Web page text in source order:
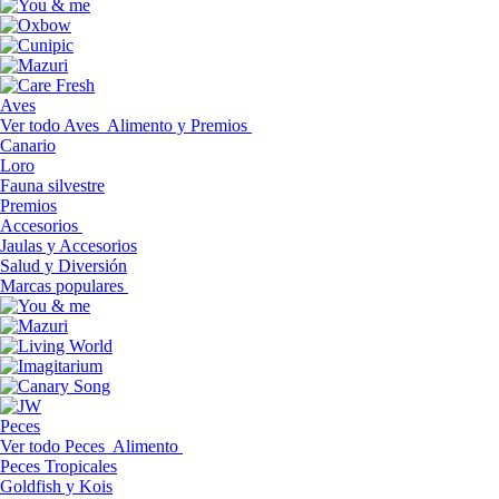
Aves
Ver todo Aves Alimento y Premios
Canario
Loro
Fauna silvestre
Premios
Accesorios
Jaulas y Accesorios
Salud y Diversión
Marcas populares
Peces
Ver todo Peces Alimento
Peces Tropicales
Goldfish y Kois